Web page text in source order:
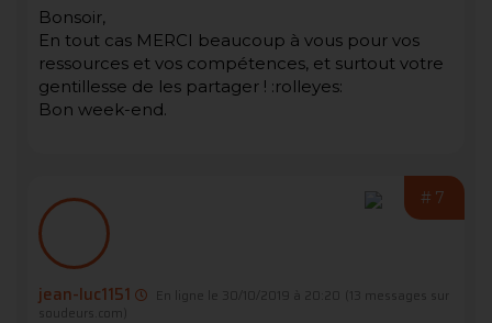
Bonsoir,
En tout cas MERCI beaucoup à vous pour vos
ressources et vos compétences, et surtout votre
gentillesse de les partager ! :rolleyes:
Bon week-end.
#7
jean-luc1151 En ligne le 30/10/2019 à 20:20
(13 messages sur
soudeurs.com)